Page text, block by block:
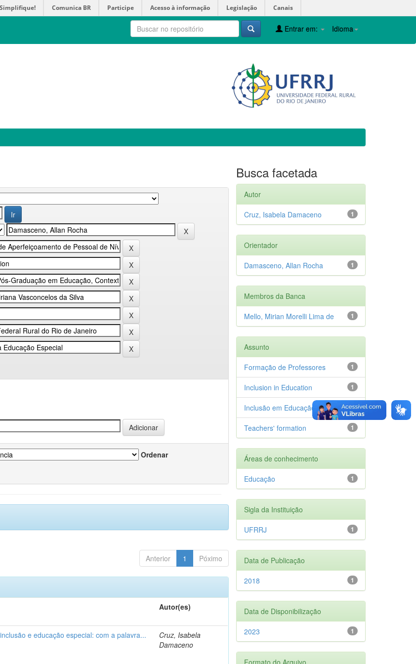
Simplifique! Comunica BR Participe Acesso à informação Legislação Canais
Idioma
Entrar em:
Ordenar
Anterior 1 Póximo
Autor(es)
e educação especial: com a palavra...
Cruz, Isabela
Damaceno
Busca facetada
Autor
1
Cruz, Isabela Damaceno
Orientador
1
Damasceno, Allan Rocha
Membros da Banca
1
Mello, Mirian Morelli Lima de
Assunto
1
Formação de Professores
1
Inclusion in Education
1
Inclusão em Educação
1
Teachers' formation
Áreas de conhecimento
1
Educação
Sigla da Instituição
1
UFRRJ
Data de Publicação
1
2018
Data de Disponibilização
1
2023
Formato do Arquivo